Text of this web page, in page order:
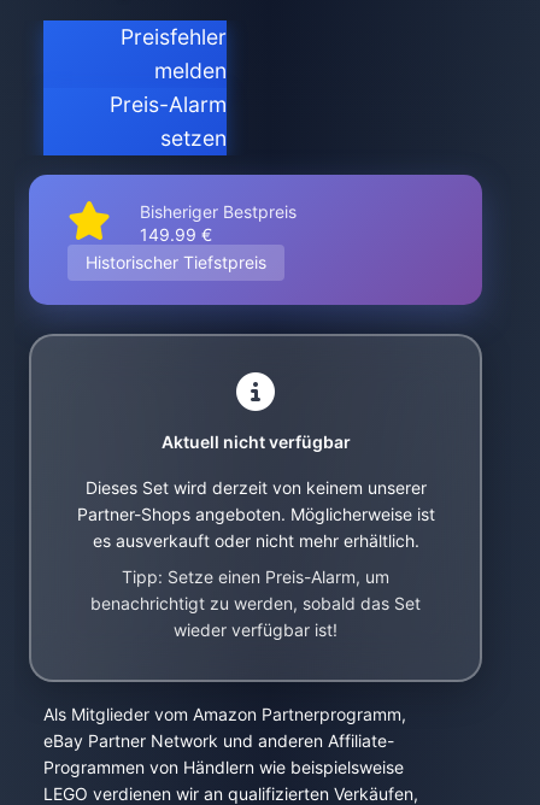
Preisfehler
melden
Preis-Alarm
setzen
Bisheriger Bestpreis
149.99 €
Historischer Tiefstpreis
Aktuell nicht verfügbar
Dieses Set wird derzeit von keinem unserer
Partner-Shops angeboten. Möglicherweise ist
es ausverkauft oder nicht mehr erhältlich.
Tipp: Setze einen Preis-Alarm, um
benachrichtigt zu werden, sobald das Set
wieder verfügbar ist!
Als Mitglieder vom Amazon Partnerprogramm,
eBay Partner Network und anderen Affiliate-
Programmen von Händlern wie beispielsweise
LEGO verdienen wir an qualifizierten Verkäufen,